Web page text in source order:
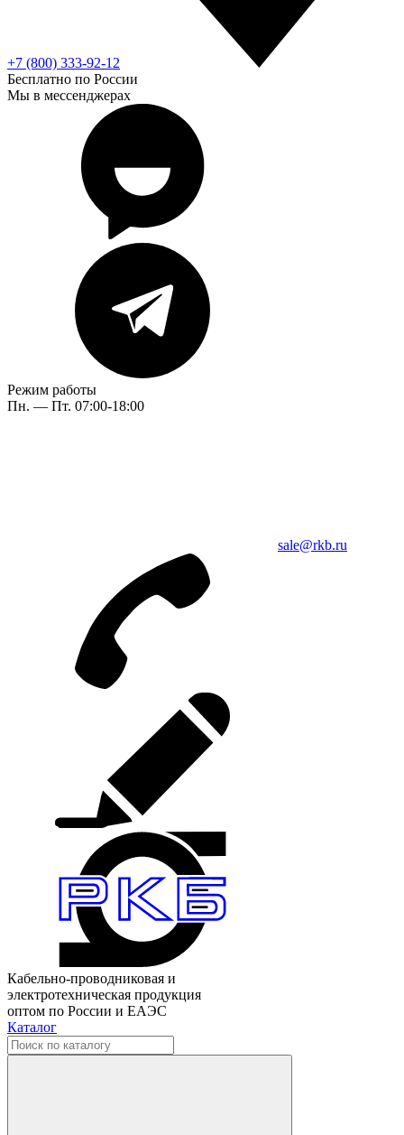
+7 (800) 333-92-12
Бесплатно по России
Мы в мессенджерах
Режим работы
Пн. — Пт. 07:00-18:00
sale@rkb.ru
Кабельно-проводниковая и
электротехническая продукция
оптом по России и ЕАЭС
Каталог